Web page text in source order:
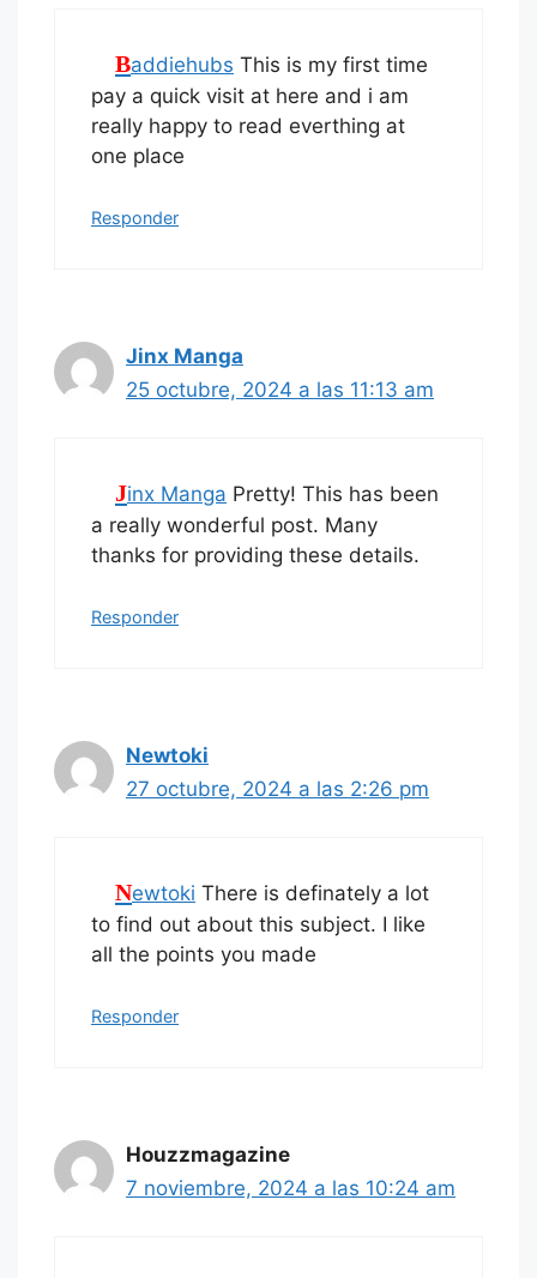
Baddiehubs This is my first time
pay a quick visit at here and i am
really happy to read everthing at
one place
Responder
Jinx Manga
25 octubre, 2024 a las 11:13 am
Jinx Manga Pretty! This has been
a really wonderful post. Many
thanks for providing these details.
Responder
Newtoki
27 octubre, 2024 a las 2:26 pm
Newtoki There is definately a lot
to find out about this subject. I like
all the points you made
Responder
Houzzmagazine
7 noviembre, 2024 a las 10:24 am